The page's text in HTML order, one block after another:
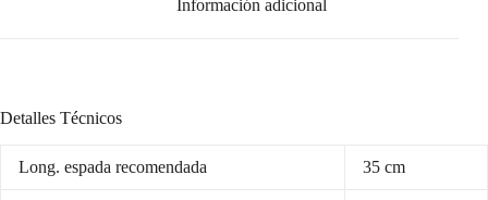
Información adicional
Detalles Técnicos
Long. espada recomendada 35 cm